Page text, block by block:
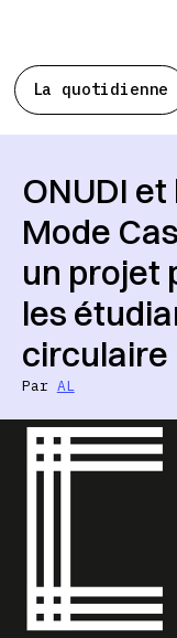
La quotidienne
ONUDI et
Mode
un projet
les
circulaire
Par AL